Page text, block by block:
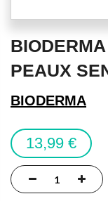
to
beginning
of
images
gallery
PEAUX
BIODERMA
13,99 €